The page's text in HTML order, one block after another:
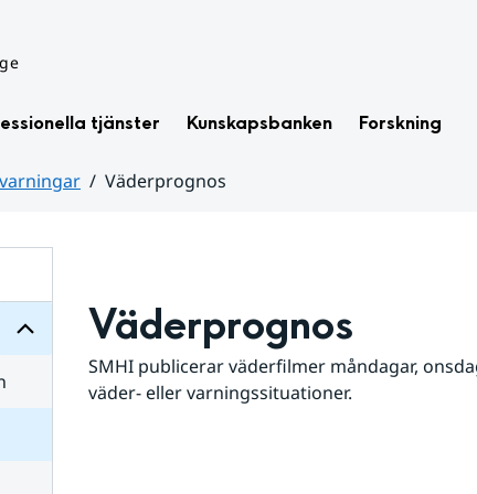
tjänster Kunskapsbanken Forskning
Väderprognos
för
Väderprognos
SMHI publicerar väderfilmer måndagar,
väder- eller varningssituationer.